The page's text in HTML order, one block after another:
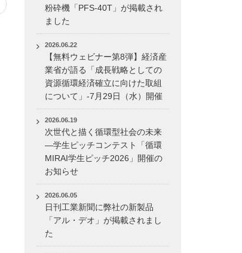
粉砕機「PFS-40T」が掲載され
ました
2026.06.22
【無料ウェビナー第8弾】経済産
業省が語る「成長戦略としての
資源循環経済確立に向けた取組
について」-7月29日（水）開催
2026.06.19
次世代と描く循環型社会の未来
―学生ピッチコンテスト「循環
MIRAI学生ピッチ2026」開催の
お知らせ
2026.06.05
日刊工業新聞に弊社の新製品
「アル・デオ」が掲載されまし
た